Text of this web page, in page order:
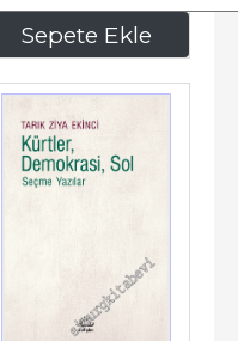
Sepete Ekle
88,80